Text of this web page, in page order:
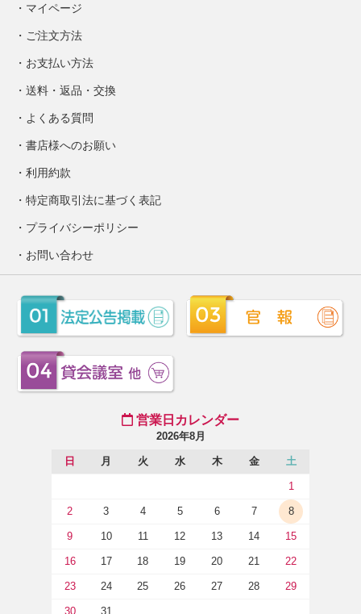
マイページ
ご注文方法
お支払い方法
送料・返品・交換
よくある質問
書店様へのお願い
利用約款
特定商取引法に基づく表記
プライバシーポリシー
お問い合わせ
営業日カレンダー
2026年8月
日 月 火 水 木 金 土
1
2 3 4 5 6 7 8
9 10 11 12 13 14 15
16 17 18 19 20 21 22
23 24 25 26 27 28 29
30 31